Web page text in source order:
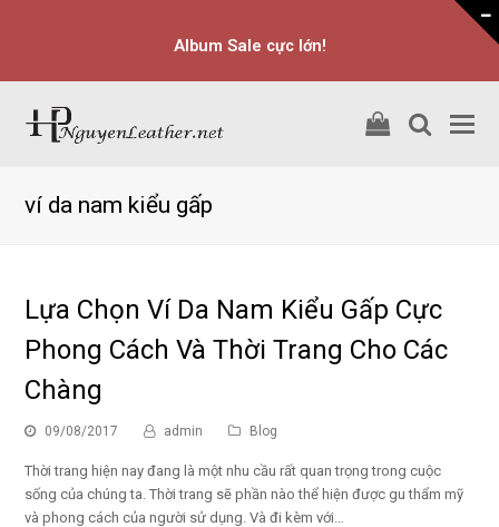
Album Sale cực lớn!
shopping-
ví da nam kiểu gấp
Lựa Chọn Ví Da Nam Kiểu Gấp Cực
Phong Cách Và Thời Trang Cho Các
Chàng
09/08/2017 admin Blog
Thời trang hiện nay đang là một nhu cầu rất quan trọng trong cuộc
sống của chúng ta. Thời trang sẽ phần nào thể hiện được gu thẩm mỹ
và phong cách của người sử dụng. Và đi kèm với…